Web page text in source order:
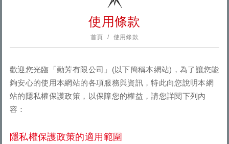
使用條款
首頁 使用條款
歡迎您光臨「勤芳有限公司」(以下簡稱本網站)，為了讓您能
夠安心的使用本網站的各項服務與資訊，特此向您說明本網
站的隱私權保護政策，以保障您的權益，請您詳閱下列內
容：
隱私權保護政策的適用範圍
個人資料修改
會員登出